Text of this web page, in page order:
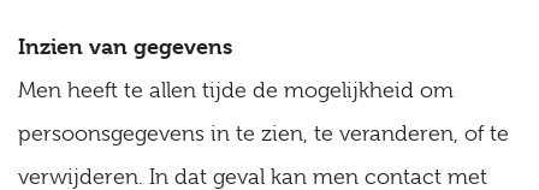
Inzien van gegevens
Men heeft te allen tijde de mogelijkheid om
persoonsgegevens in te zien, te veranderen, of te
verwijderen. In dat geval kan men contact met